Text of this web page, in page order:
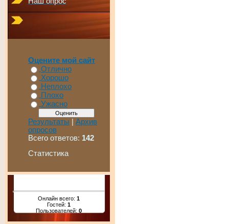
Оцените мой сайт
Отлично
Хорошо
Неплохо
Плохо
Ужасно
Результаты | Архив
опросов
Всего ответов: 142
Статистика
Онлайн всего: 1
Гостей: 1
Пользователей: 0